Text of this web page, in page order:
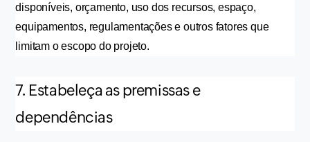
disponíveis, orçamento, uso dos recursos, espaço,
equipamentos, regulamentações e outros fatores que
limitam o escopo do projeto.
7. Estabeleça as premissas e
dependências